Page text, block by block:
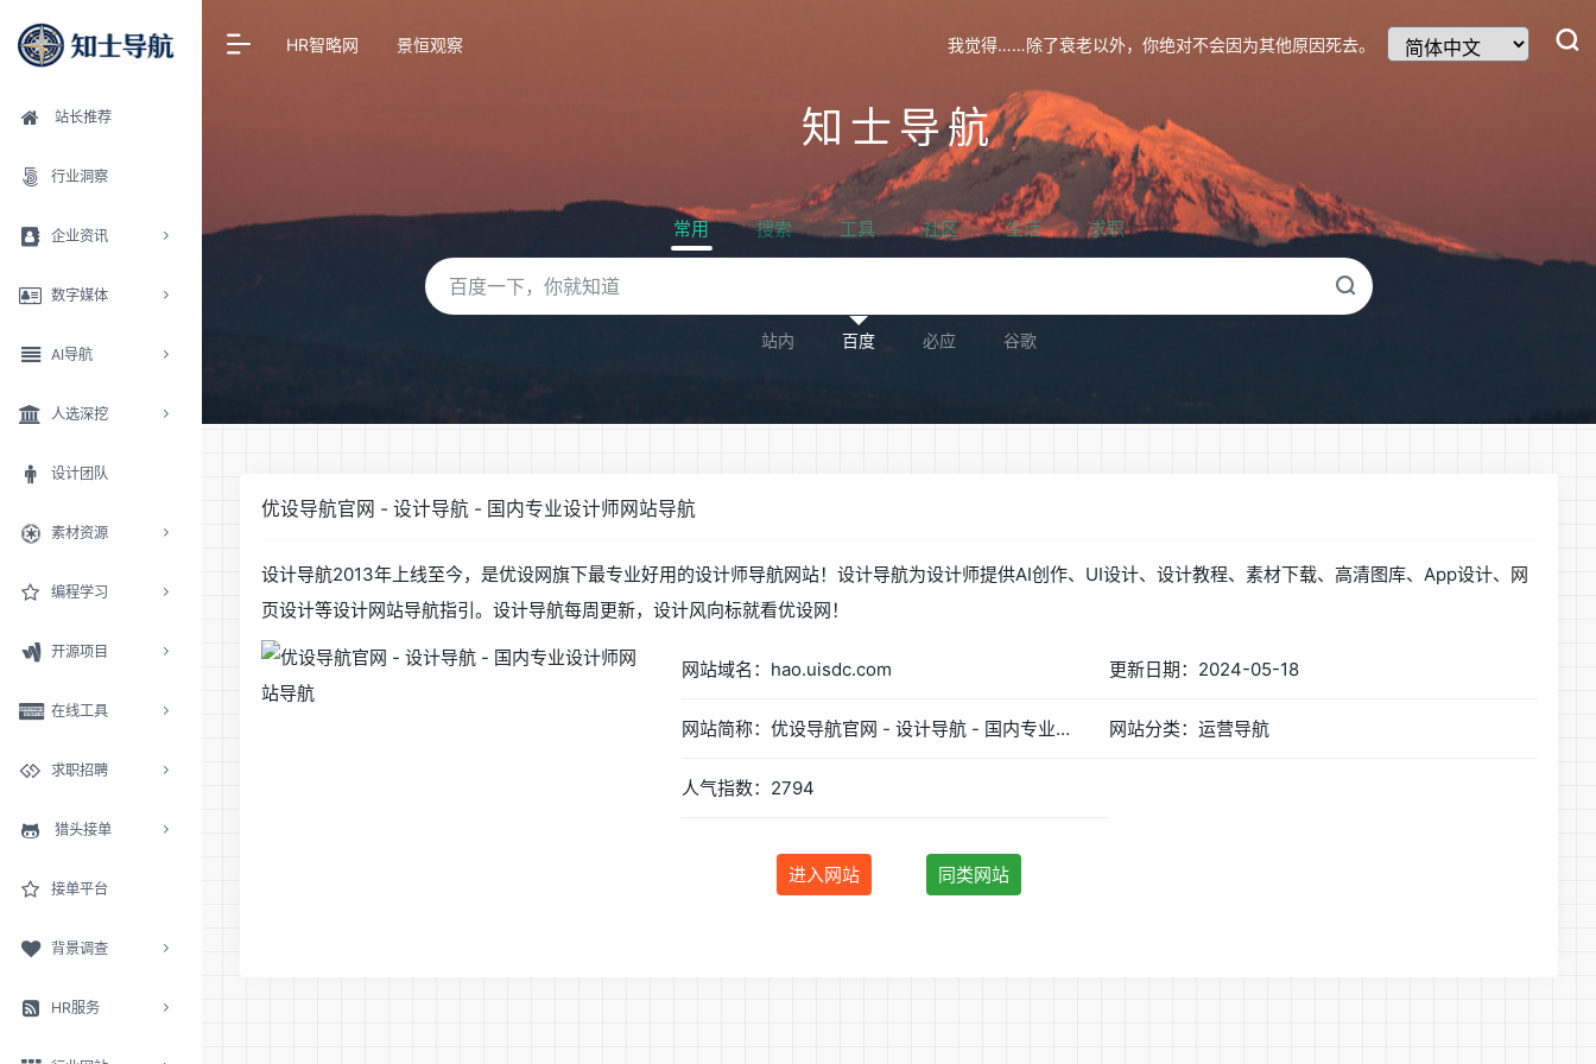
站长推荐
行业洞察
企业资讯
数字媒体
AI导航
人选深挖
设计团队
素材资源
编程学习
开源项目
在线工具
求职招聘
猎头接单
接单平台
背景调查
HR服务
HR智略网 景恒观察 我觉得……除了衰老以外，你绝对不会因为其他原因死去。
知士导航
常用 搜索 工具 社区 生活 求职
站内 百度 必应 谷歌
优设导航官网 - 设计导航 - 国内专业设计师网站导航
设计导航2013年上线至今，是优设网旗下最专业好用的设计师导航网站！设计导航为设计师提供AI创作、UI设计、设计教程、素材下载、高清图库、App设计、网
页设计等设计网站导航指引。设计导航每周更新，设计风向标就看优设网！
网站域名：hao.uisdc.com 更新日期：2024-05-18
网站简称：优设导航官网 - 设计导航 - 国内专业设计师网站导航 网站分类：运营导航
人气指数：2794
进入网站 同类网站